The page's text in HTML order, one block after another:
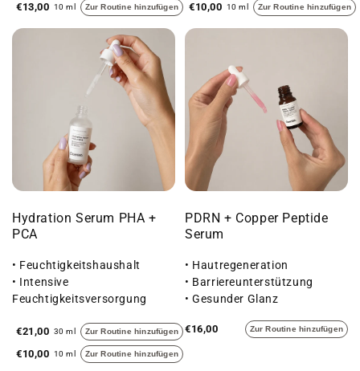
€13,00 10 ml Zur Routine hinzufügen €10,00 10 ml Zur Routine hinzufügen
Hydration Serum PHA +
PCA
• Feuchtigkeitshaushalt
• Intensive
Feuchtigkeitsversorgung
€21,00 30 ml Zur Routine hinzufügen
€10,00 10 ml Zur Routine hinzufügen
PDRN + Copper Peptide
Serum
• Hautregeneration
• Barriereunterstützung
• Gesunder Glanz
€16,00 Zur Routine hinzufügen